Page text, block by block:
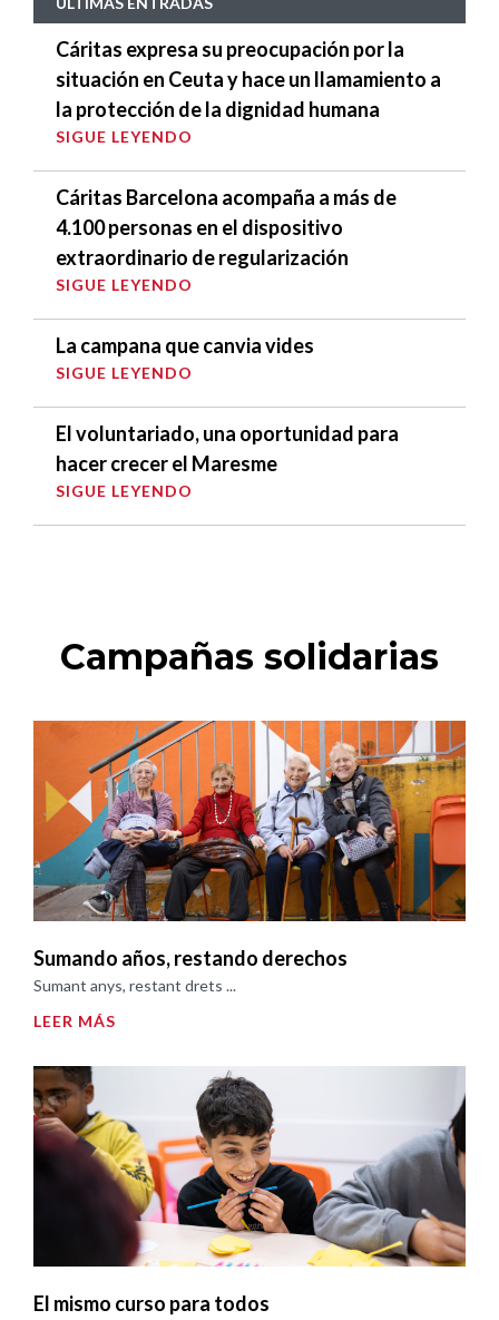
Cáritas expresa su preocupación por la
situación en Ceuta y hace un llamamiento a
la protección de la dignidad humana
SIGUE LEYENDO
Cáritas Barcelona acompaña a más de
4.100 personas en el dispositivo
extraordinario de regularización
SIGUE LEYENDO
La campana que canvia vides
SIGUE LEYENDO
El voluntariado, una oportunidad para
hacer crecer el Maresme
SIGUE LEYENDO
Campañas solidarias
Sumando años, restando derechos
Sumant anys, restant drets ...
LEER MÁS
El mismo curso para todos